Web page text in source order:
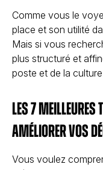
Comme vous le
place et son utilité
Mais si vous
plus structuré et
poste et de la
Les 7
améliorer vos
Vous voulez